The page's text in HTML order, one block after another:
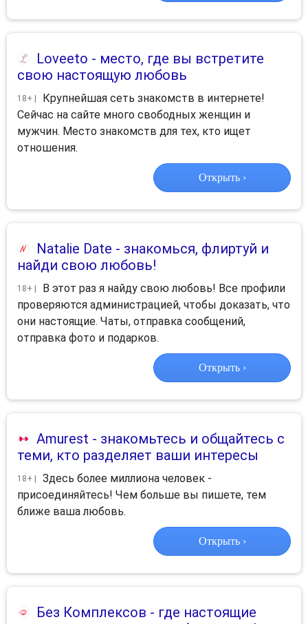
Loveeto - место, где вы встретите
свою настоящую любовь
18+ |
Крупнейшая сеть знакомств в интернете!
Сейчас на сайте много свободных женщин и
мужчин. Место знакомств для тех, кто ищет
отношения.
Открыть ›
Natalie Date - знакомься, флиртуй и
найди свою любовь!
18+ |
В этот раз я найду свою любовь! Все профили
проверяются администрацией, чтобы доказать, что
они настоящие. Чаты, отправка сообщений,
отправка фото и подарков.
Открыть ›
Amurest - знакомьтесь и общайтесь с
теми, кто разделяет ваши интересы
18+ |
Здесь более миллиона человек -
присоединяйтесь! Чем больше вы пишете, тем
ближе ваша любовь.
Открыть ›
Без Комплексов - где настоящие